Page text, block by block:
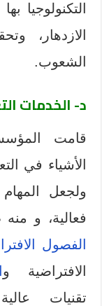
التكنولوجيا
الازدهار،
الشعوب.
د- الخدمات
قامت
الأشياء في
ولجعل المهام
فعالية، و
الفصول
الافتراضية و
تقنيات